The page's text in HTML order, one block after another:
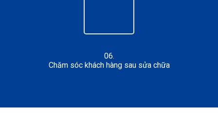
06.
Chăm sóc khách hàng sau sửa chữa